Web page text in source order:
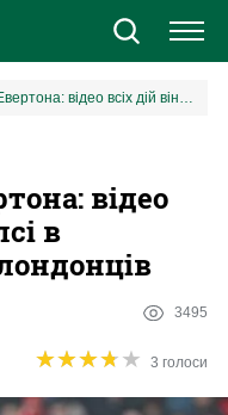
Мудрик проти Евертона: відео всіх дій вінгера Челсі в останньому матчі лондонців
відео
в
3495
★★★★★
★★★★★ 3 голоси